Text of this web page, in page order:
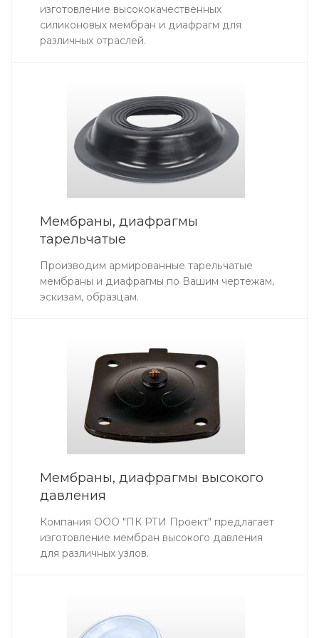
изготовление высококачественных
силиконовых мембран и диафрагм для
различных отраслей.
Мембраны, диафрагмы
тарельчатые
Производим армированные тарельчатые
мембраны и диафрагмы по Вашим чертежам,
эскизам, образцам.
Мембраны, диафрагмы высокого
давления
Компания ООО "ПК РТИ Проект" предлагает
изготовление мембран высокого давления
для различных узлов.